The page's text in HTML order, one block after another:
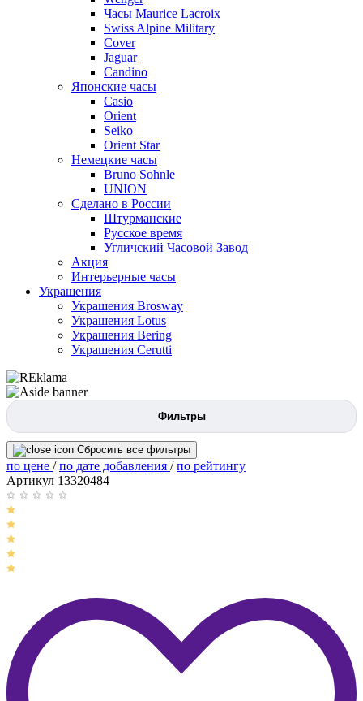
Часы Maurice Lacroix
Swiss Alpine Military
Cover
Jaguar
Candino
Японские часы
Casio
Orient
Seiko
Orient Star
Немецкие часы
Bruno Sohnle
UNION
Сделано в России
Штурманские
Русское время
Угличский Часовой Завод
Акция
Интерьерные часы
Украшения
Украшения Brosway
Украшения Lotus
Украшения Bering
Украшения Cerutti
Фильтры
Сбросить все фильтры
по цене /по дате добавления /по рейтингу
Артикул 13320484